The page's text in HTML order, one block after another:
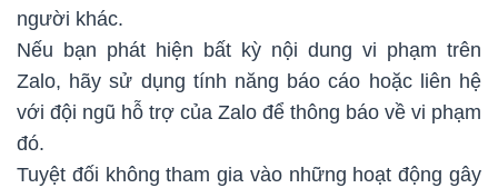
người khác.
Nếu bạn phát hiện bất kỳ nội dung vi phạm trên
Zalo, hãy sử dụng tính năng báo cáo hoặc liên hệ
với đội ngũ hỗ trợ của Zalo để thông báo về vi phạm
đó.
Tuyệt đối không tham gia vào những hoạt động gây